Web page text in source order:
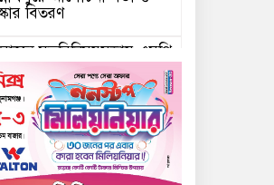
বিতরণ
মতবিনিময়সভায় এমপি
এম আহমেদ: জগন্নাথপুর-
আর কখনো অবহেলিত
না
l’AI in Conversazione
Mantiene Risposte
e Rapide